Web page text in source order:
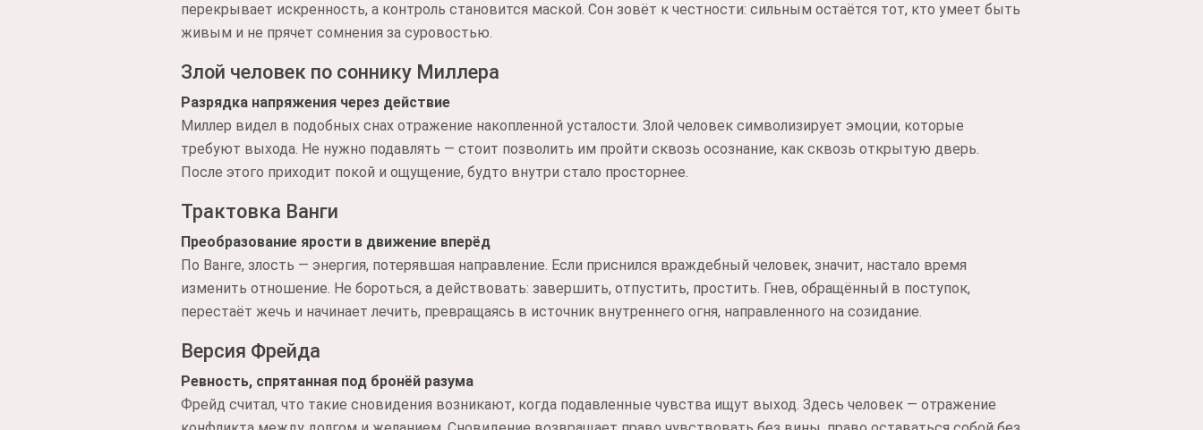
перекрывает искренность, а контроль становится маской. Сон зовёт к честности: сильным остаётся тот, кто умеет быть
живым и не прячет сомнения за суровостью.
Злой человек по соннику Миллера
Разрядка напряжения через действие
Миллер видел в подобных снах отражение накопленной усталости. Злой человек символизирует эмоции, которые
требуют выхода. Не нужно подавлять — стоит позволить им пройти сквозь осознание, как сквозь открытую дверь.
После этого приходит покой и ощущение, будто внутри стало просторнее.
Трактовка Ванги
Преобразование ярости в движение вперёд
По Ванге, злость — энергия, потерявшая направление. Если приснился враждебный человек, значит, настало время
изменить отношение. Не бороться, а действовать: завершить, отпустить, простить. Гнев, обращённый в поступок,
перестаёт жечь и начинает лечить, превращаясь в источник внутреннего огня, направленного на созидание.
Версия Фрейда
Ревность, спрятанная под бронёй разума
Фрейд считал, что такие сновидения возникают, когда подавленные чувства ищут выход. Здесь человек — отражение